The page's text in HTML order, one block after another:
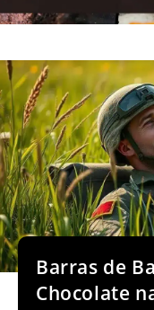
Barras de
Chocolate